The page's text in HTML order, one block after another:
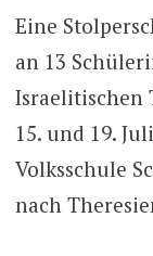
Eine
an 13
Israelitischen
15. und 19.
Volksschule
nach